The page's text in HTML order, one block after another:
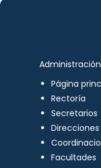
Página
Rectoría
Secretarios
Direcciones
Facultades